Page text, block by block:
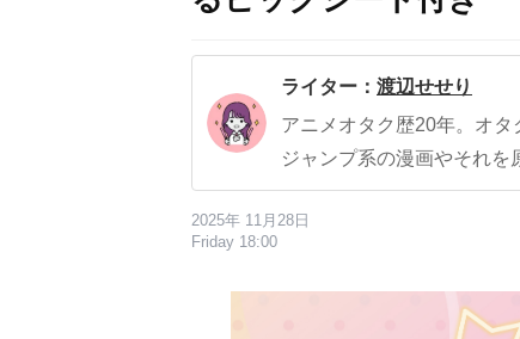
ライター： 渡辺せせり
アニメオタク歴20年。オタ
ジャンプ系の漫画やそれを
2025年 11月28日
Friday 18:00